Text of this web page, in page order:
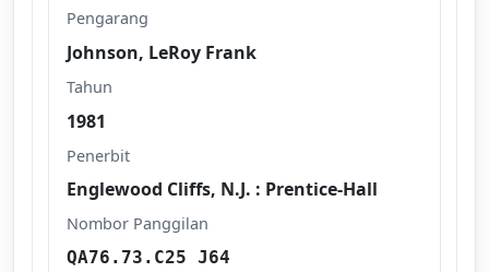
Pengarang
Johnson, LeRoy Frank
Tahun
1981
Penerbit
Englewood Cliffs, N.J. : Prentice-Hall
Nombor Panggilan
QA76.73.C25 J64